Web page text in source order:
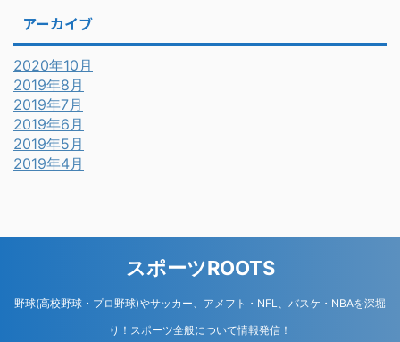
アーカイブ
2020年10月
2019年8月
2019年7月
2019年6月
2019年5月
2019年4月
スポーツROOTS
野球(高校野球・プロ野球)やサッカー、アメフト・NFL、バスケ・NBAを深堀
り！スポーツ全般について情報発信！